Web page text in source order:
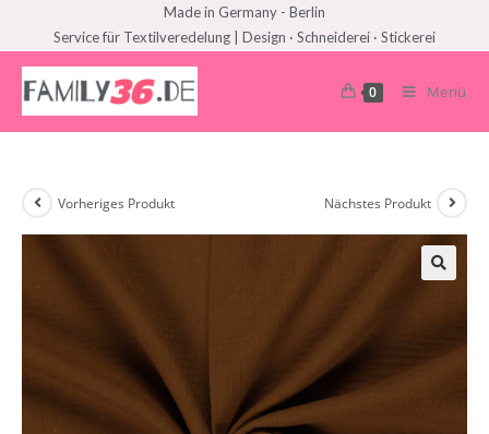
Made in Germany - Berlin
Service für Textilveredelung | Design · Schneiderei · Stickerei
0 Menü
Vorheriges Produkt Nächstes Produkt